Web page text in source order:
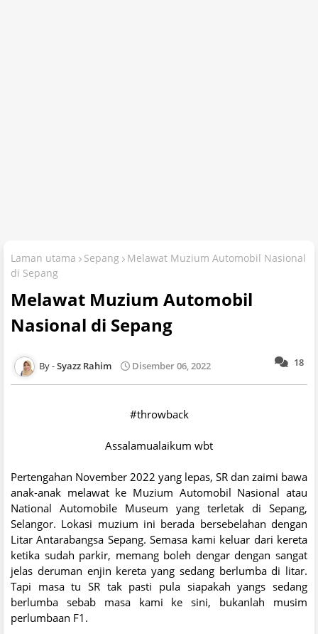
Laman utama Sepang
Melawat Muzium Automobil Nasional
di Sepang
Melawat Muzium Automobil
Nasional di Sepang
18
Syazz Rahim Disember 06, 2022
#throwback
Assalamualaikum wbt
Pertengahan November 2022 yang lepas, SR dan zaimi bawa
anak-anak melawat ke Muzium Automobil Nasional atau
National Automobile Museum yang terletak di Sepang,
Selangor. Lokasi muzium ini berada bersebelahan dengan
Litar Antarabangsa Sepang. Semasa kami keluar dari kereta
ketika sudah parkir, memang boleh dengar dengan sangat
jelas deruman enjin kereta yang sedang berlumba di litar.
Tapi masa tu SR tak pasti pula siapakah yangs sedang
berlumba sebab masa kami ke sini, bukanlah musim
perlumbaan F1.